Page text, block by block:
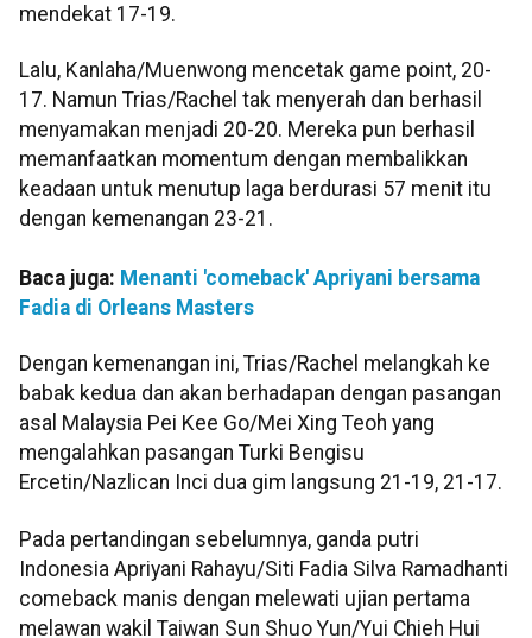
mendekat 17-19.
Lalu, Kanlaha/Muenwong mencetak game point, 20-
17. Namun Trias/Rachel tak menyerah dan berhasil
menyamakan menjadi 20-20. Mereka pun berhasil
memanfaatkan momentum dengan membalikkan
keadaan untuk menutup laga berdurasi 57 menit itu
dengan kemenangan 23-21.
Baca juga: Menanti 'comeback' Apriyani bersama
Fadia di Orleans Masters
Dengan kemenangan ini, Trias/Rachel melangkah ke
babak kedua dan akan berhadapan dengan pasangan
asal Malaysia Pei Kee Go/Mei Xing Teoh yang
mengalahkan pasangan Turki Bengisu
Ercetin/Nazlican Inci dua gim langsung 21-19, 21-17.
Pada pertandingan sebelumnya, ganda putri
Indonesia Apriyani Rahayu/Siti Fadia Silva Ramadhanti
comeback manis dengan melewati ujian pertama
melawan wakil Taiwan Sun Shuo Yun/Yui Chieh Hui